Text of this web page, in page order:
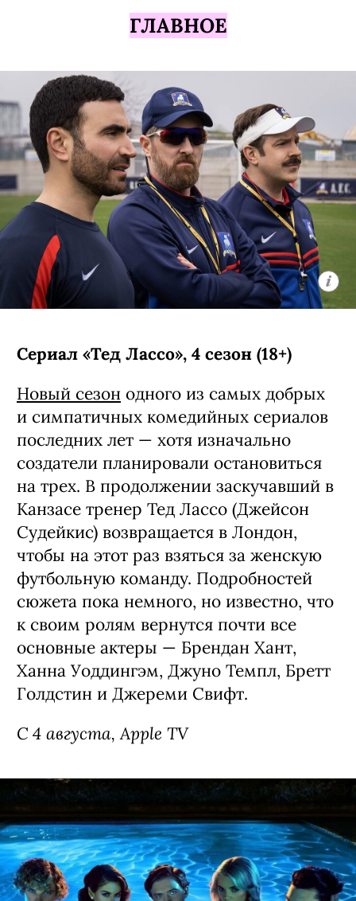
ГЛАВНОЕ
Сериал «Тед Лассо», 4 сезон (18+)
Новый сезон одного из самых добрых
и симпатичных комедийных сериалов
последних лет — хотя изначально
создатели планировали остановиться
на трех. В продолжении заскучавший в
Канзасе тренер Тед Лассо (Джейсон
Судейкис) возвращается в Лондон,
чтобы на этот раз взяться за женскую
футбольную команду. Подробностей
сюжета пока немного, но известно, что
к своим ролям вернутся почти все
основные актеры — Брендан Хант,
Ханна Уоддингэм, Джуно Темпл, Бретт
Голдстин и Джереми Свифт.
С 4 августа, Apple TV